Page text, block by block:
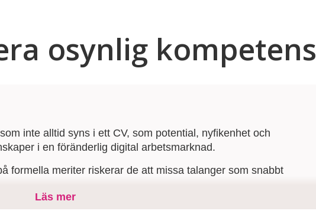
osynlig kompetens
inte alltid syns i ett CV, som potential, nyfikenhet och
i en föränderlig digital arbetsmarknad.
formella meriter riskerar de att missa talanger som snabbt
metoder kan rekryteringar identifiera både faktisk
Läs mer